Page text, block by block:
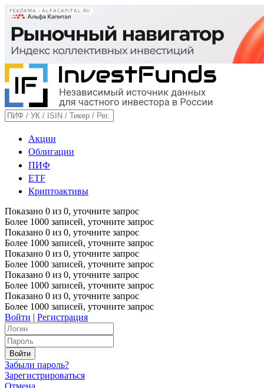
РЕКЛАМА • ALFACAPITAL.RU
Акции
Облигации
ПИФ
ETF
Криптоактивы
Показано 0 из 0, уточните запрос
Более 1000 записей, уточните запрос
Показано 0 из 0, уточните запрос
Более 1000 записей, уточните запрос
Показано 0 из 0, уточните запрос
Более 1000 записей, уточните запрос
Показано 0 из 0, уточните запрос
Более 1000 записей, уточните запрос
Показано 0 из 0, уточните запрос
Более 1000 записей, уточните запрос
Войти | Регистрация
Забыли пароль?
Зарегистрироваться